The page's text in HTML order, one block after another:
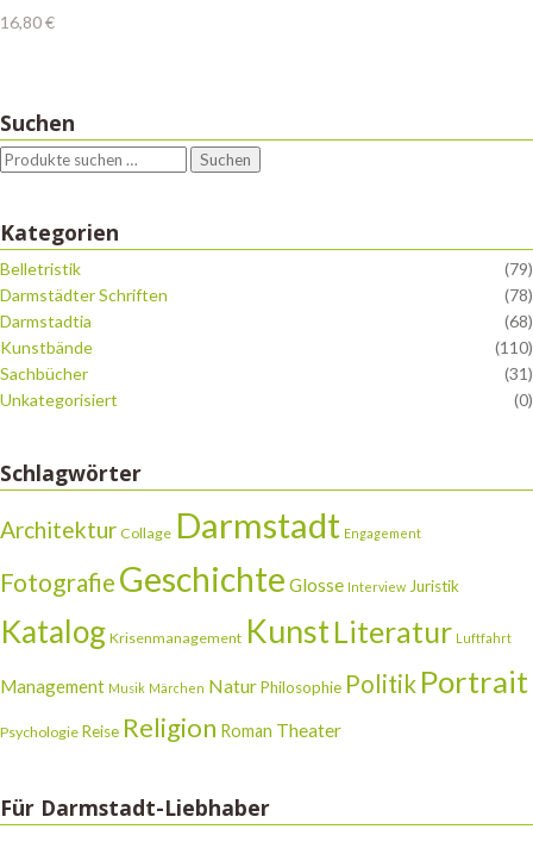
16,80€
Suchen
Suchen
Kategorien
Belletristik
(79)
Darmstädter Schriften
(78)
Darmstadtia
(68)
Kunstbände
(110)
Sachbücher
(31)
Unkategorisiert
(0)
Schlagwörter
Architektur Collage Darmstadt Engagement
Fotografie Geschichte Glosse Interview Juristik
Katalog Krisenmanagement KunstLiteratur Luftfahrt
Management Musik Märchen NaturPhilosophie Politik Portrait
Psychologie Reise Religion Roman Theater
Für Darmstadt-Liebhaber